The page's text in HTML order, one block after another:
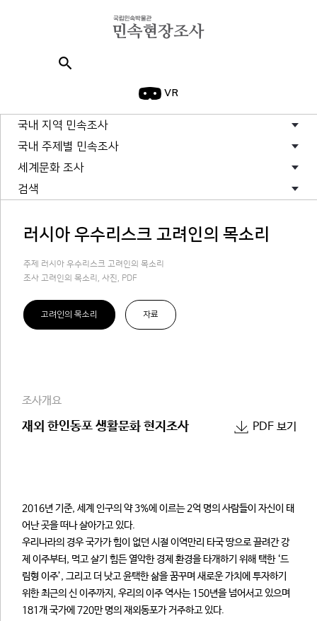
search
VR
국내 지역 민속조사
국내 주제별 민속조사
세계문화 조사
검색
러시아 우수리스크 고려인의 목소리
주제 러시아 우수리스크 고려인의 목소리
조사 고려인의 목소리, 사진, PDF
고려인의 목소리 자료
조사개요
재외 한인동포 생활문화 현지조사 PDF 보기
2016년 기준, 세계 인구의 약 3%에 이르는 2억 명의 사람들이 자신이 태
어난 곳을 떠나 살아가고 있다.
우리나라의 경우 국가가 힘이 없던 시절 이역만리 타국 땅으로 끌려간 강
제 이주부터, 먹고 살기 힘든 열악한 경제 환경을 타개하기 위해 택한 ‘드
림형 이주’, 그리고 더 낫고 윤택한 삶을 꿈꾸며 새로운 가치에 투자하기
위한 최근의 신 이주까지, 우리의 이주 역사는 150년을 넘어서고 있으며
181개 국가에 720만 명의 재외동포가 거주하고 있다.